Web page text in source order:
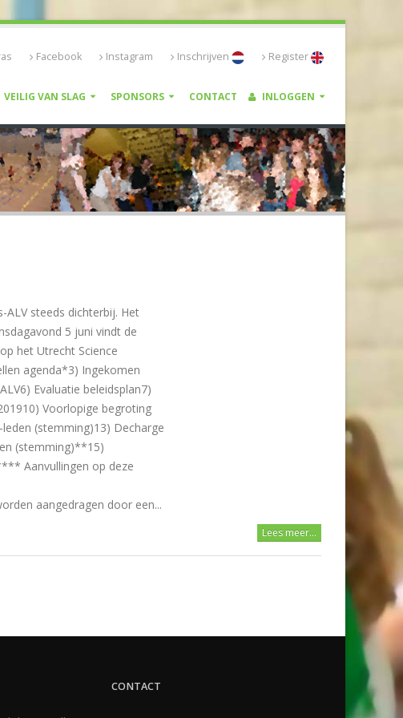
Facebook Instagram Inschrijven Register
VEILIG VAN SLAG SPONSORS CONTACT INLOGGEN
steeds dichterbij. Het
5 juni vindt de
het Utrecht Science
agenda*3) Ingekomen
Evaluatie beleidsplan7)
Voorlopige begroting
(stemming)13) Decharge
(stemming)**15)
Aanvullingen op deze
aangedragen door een...
Lees meer...
CONTACT